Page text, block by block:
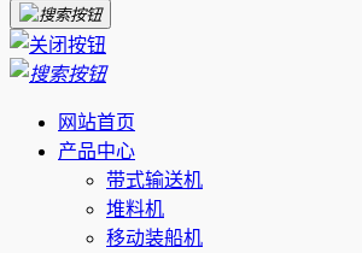
网站首页
产品中心
带式输送机
堆料机
移动装船机